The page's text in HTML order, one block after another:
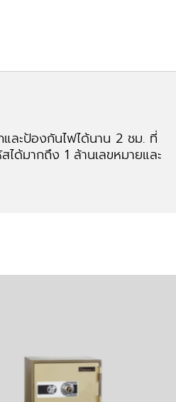
ละป้องกันไฟได้นาน 2 ชม. ที่
ด้มากถึง 1 ล้านเลขหมายและ